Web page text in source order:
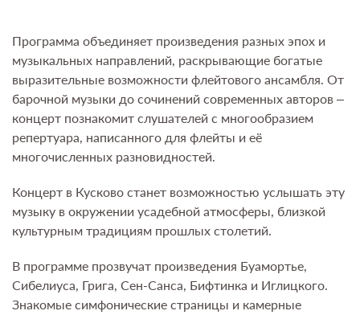
Программа объединяет произведения разных эпох и
музыкальных направлений, раскрывающие богатые
выразительные возможности флейтового ансамбля. От
барочной музыки до сочинений современных авторов –
концерт познакомит слушателей с многообразием
репертуара, написанного для флейты и её
многочисленных разновидностей.
Концерт в Кусково станет возможностью услышать эту
музыку в окружении усадебной атмосферы, близкой
культурным традициям прошлых столетий.
В программе прозвучат произведения Буамортье,
Сибелиуса, Грига, Сен-Санса, Бифтинка и Иглицкого.
Знакомые симфонические страницы и камерные